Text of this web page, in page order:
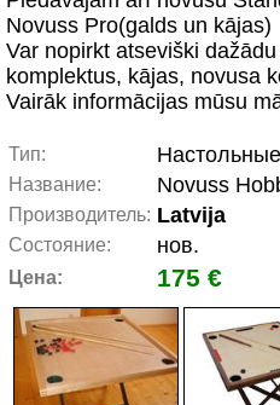
Novuss Pro(galds un kājas)
Var nopirkt atseviški
komplektus, kājas, novusa
Vairāk informācijas mūsu
Тип:
Название: Novuss
Производитель: Latvija
Состояние: нов.
Цена: 175 €